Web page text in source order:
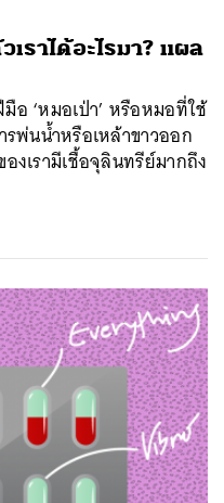
ราได้อะไรมา? แผล
อ ‘หมอเป่า’ หรือหมอที่ใช้
รพ่นน้ำหรือเหล้าขาวออก
งเรามีเชื้อจุลินทรีย์มากถึง